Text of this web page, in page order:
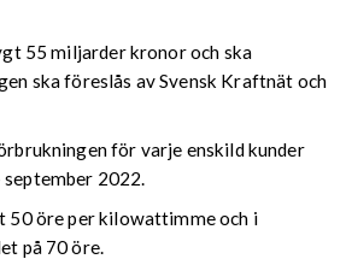
55 miljarder kronor och ska
ska föreslås av Svensk Kraftnät och
för varje enskild kunder
2022.
50 öre per kilowattimme och i
på 70 öre.